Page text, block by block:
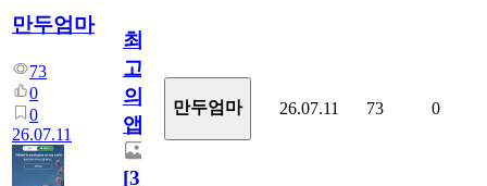
만두엄마
73
0
0
26.07.11
최
고
의
앱.
[3]
만두엄마 26.07.11 73 0